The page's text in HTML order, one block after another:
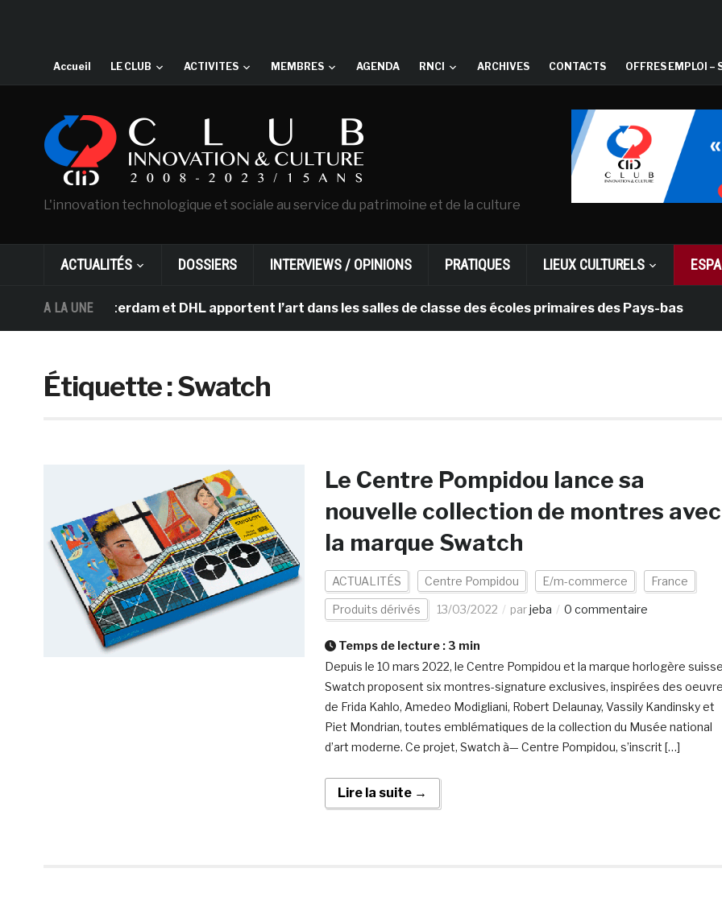
Accueil LE CLUB ACTIVITES MEMBRES AGENDA RNCI ARCHIVES CONTACTS OFFRES EMPLOI –
L'innovation technologique et sociale au service du patrimoine et de la culture
ACTUALITÉS DOSSIERS INTERVIEWS / OPINIONS PRATIQUES LIEUX CULTURELS
A LA UNE
d’Amsterdam et DHL apportent l’art dans les salles de classe des écoles primaires des Pays-bas
Étiquette :Swatch
Le Centre Pompidou lance sa
nouvelle collection de montres avec
la marque Swatch
ACTUALITÉS Centre Pompidou E/m-commerce France
Produits dérivés 13/03/2022 parjeba 0 commentaire
Temps de lecture : 3 min
Depuis le 10 mars 2022, le Centre Pompidou et la marque horlogère
Swatch proposent six montres-signature exclusives, inspirées des
de Frida Kahlo, Amedeo Modigliani, Robert Delaunay, Vassily Kandinsky et
Piet Mondrian, toutes emblématiques de la collection du Musée national
d’art moderne. Ce projet, Swatch à— Centre Pompidou, s’inscrit […]
Lire la suite →